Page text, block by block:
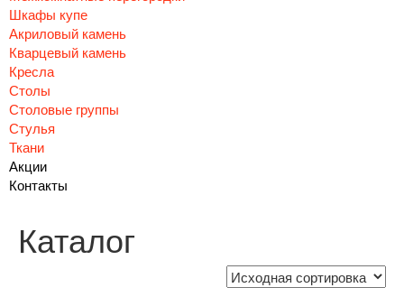
Шкафы купе
Акриловый камень
Кварцевый камень
Кресла
Столы
Столовые группы
Стулья
Ткани
Акции
Контакты
Каталог